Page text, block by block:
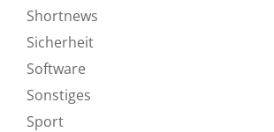
Shortnews
Sicherheit
Software
Sonstiges
Sport